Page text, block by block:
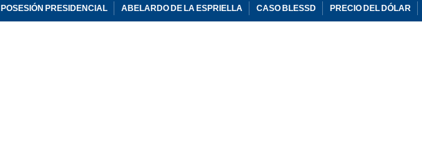
POSESIÓN PRESIDENCIAL ABELARDO DE LA ESPRIELLA CASO BLESSD PRECIO DEL DÓLAR